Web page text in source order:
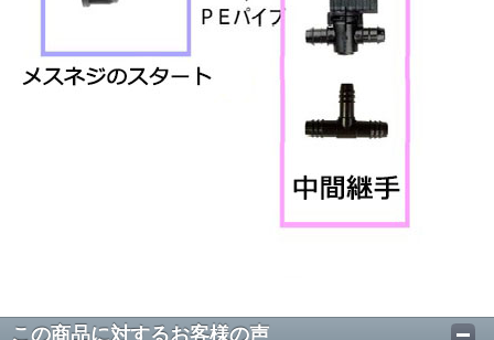
この商品に対するお客様の声